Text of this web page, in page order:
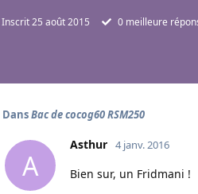
Inscrit25 août 2015 0 meilleure
DansBac de cocog60 RSM250
A
Asthur 4 janv. 2016
Bien sur, un Fridmani !